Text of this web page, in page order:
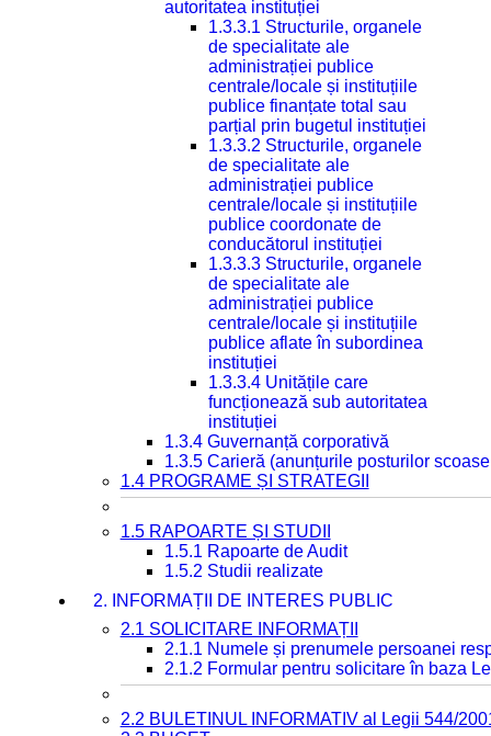
autoritatea instituției
1.3.3.1 Structurile, organele
de specialitate ale
administrației publice
centrale/locale și instituțiile
publice finanțate total sau
parțial prin bugetul instituției
1.3.3.2 Structurile, organele
de specialitate ale
administrației publice
centrale/locale și instituțiile
publice coordonate de
conducătorul instituției
1.3.3.3 Structurile, organele
de specialitate ale
administrației publice
centrale/locale și instituțiile
publice aflate în subordinea
instituției
1.3.3.4 Unitățile care
funcționează sub autoritatea
instituției
1.3.4 Guvernanță corporativă
1.3.5 Carieră (anunțurile posturilor
1.4 PROGRAME ȘI STRATEGII
1.5 RAPOARTE ȘI STUDII
1.5.1 Rapoarte de Audit
1.5.2 Studii realizate
2. INFORMAȚII DE INTERES PUBLIC
2.1 SOLICITARE INFORMAȚII
2.1.1 Numele și prenumele persoanei
2.1.2 Formular pentru solicitare în baza
2.2 BULETINUL INFORMATIV al Legii 544/